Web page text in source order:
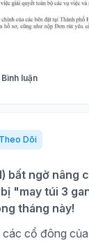
Bình luận
Theo Dõi
bất ngờ nâng
"may túi 3
tháng này!
các cổ đông